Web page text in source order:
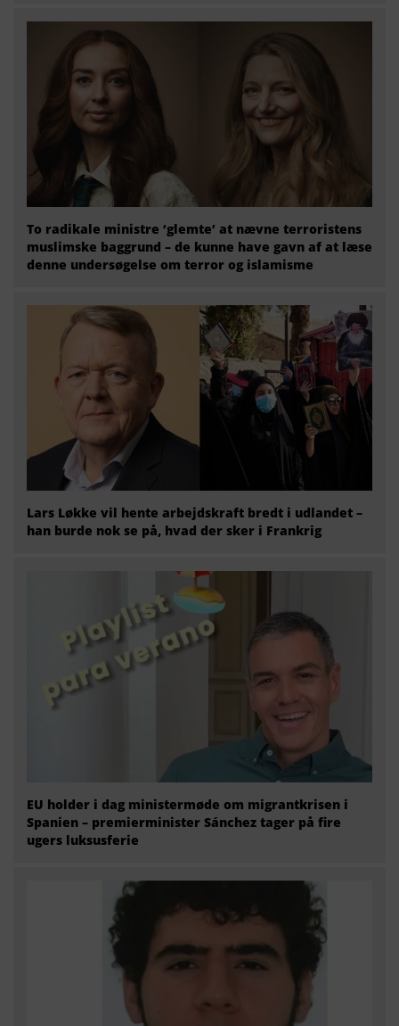
To radikale ministre ‘glemte’ at nævne terroristens
muslimske baggrund – de kunne have gavn af at læse
denne undersøgelse om terror og islamisme
Lars Løkke vil hente arbejdskraft bredt i udlandet –
han burde nok se på, hvad der sker i Frankrig
EU holder i dag ministermøde om migrantkrisen i
Spanien – premierminister Sánchez tager på fire
ugers luksusferie